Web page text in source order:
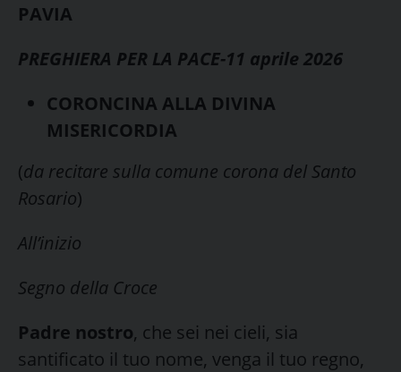
PAVIA
PREGHIERA PER LA PACE-11 aprile 2026
CORONCINA ALLA DIVINA
MISERICORDIA
(da recitare sulla comune corona del Santo
Rosario)
All’inizio
Segno della Croce
Padre nostro, che sei nei cieli, sia
santificato il tuo nome, venga il tuo regno,